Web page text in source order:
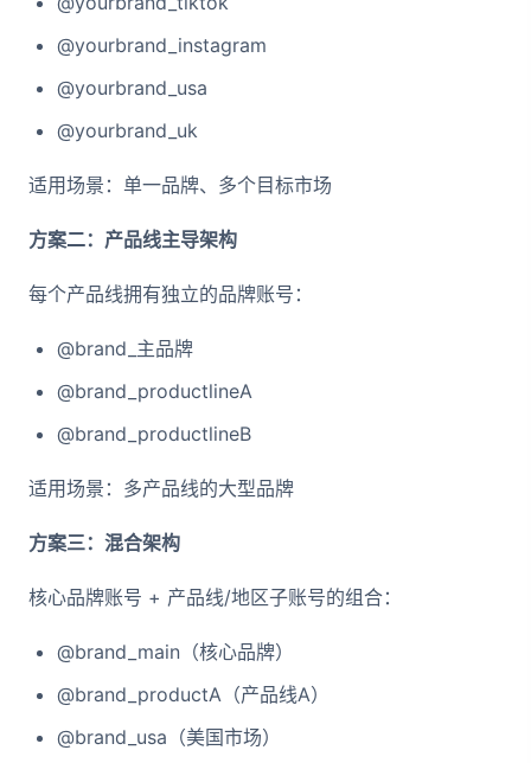
@yourbrand_instagram
@yourbrand_usa
@yourbrand_uk
适用场景：单一品牌、多个目标市场
方案二：产品线主导架构
每个产品线拥有独立的品牌账号：
@brand_主品牌
@brand_productlineA
@brand_productlineB
适用场景：多产品线的大型品牌
方案三：混合架构
核心品牌账号 + 产品线/地区子账号的组合：
@brand_main（核心品牌）
@brand_productA（产品线A）
@brand_usa（美国市场）